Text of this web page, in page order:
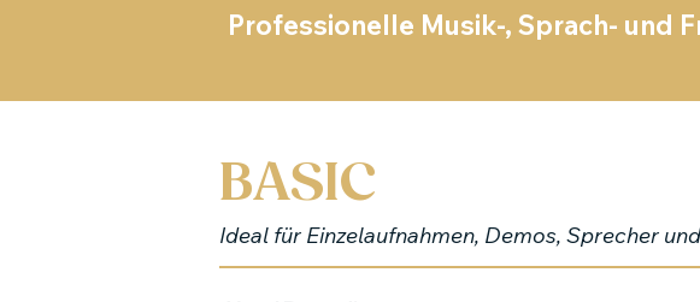
Professionelle Musik-, Sprach- und
BASIC
Ideal für Einzelaufnahmen, Demos, Sprecher